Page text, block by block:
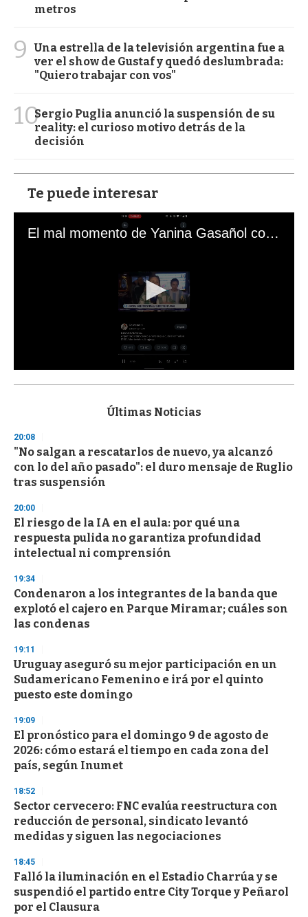
metros
9
Una estrella de la televisión argentina fue a
ver el show de Gustaf y quedó deslumbrada:
"Quiero trabajar con vos"
10Sergio Puglia anunció la suspensión de su
reality: el curioso motivo detrás de la
decisión
Te puede interesar
El mal momento de Yanina Gasañol con un hincha argentino en "Subrayado"
s
d
s
o
f
3
s
e
c
o
n
Últimas Noticias
20:08
"No salgan a rescatarlos de nuevo, ya alcanzó
con lo del año pasado": el duro mensaje de Ruglio
tras suspensión
20:00
El riesgo de la IA en el aula: por qué una
respuesta pulida no garantiza profundidad
intelectual ni comprensión
19:34
Condenaron a los integrantes de la banda que
explotó el cajero en Parque Miramar; cuáles son
las condenas
19:11
Uruguay aseguró su mejor participación en un
Sudamericano Femenino e irá por el quinto
puesto este domingo
19:09
El pronóstico para el domingo 9 de agosto de
2026: cómo estará el tiempo en cada zona del
país, según Inumet
18:52
Sector cervecero: FNC evalúa reestructura con
reducción de personal, sindicato levantó
medidas y siguen las negociaciones
18:45
Falló la iluminación en el Estadio Charrúa y se
suspendió el partido entre City Torque y Peñarol
por el Clausura